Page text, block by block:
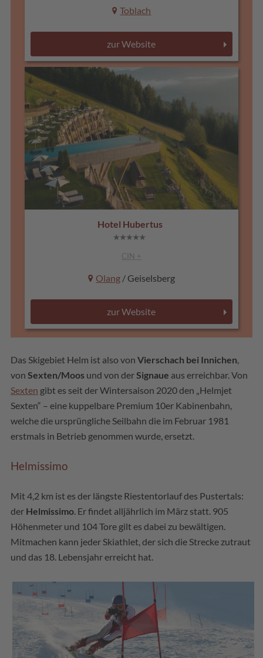
Toblach
zur Website
Hotel Hubertus
CIN +
Olang / Geiselsberg
zur Website
Das Skigebiet Helm ist also von Vierschach bei Innichen,
von Sexten/Moos und von derSignaue aus erreichbar. Von
Sexten gibt es seit der Wintersaison 2020 den „Helmjet
Sexten“ – eine kuppelbare Premium 10er Kabinenbahn,
welche die ursprüngliche Seilbahn die im Februar 1981
erstmals in Betrieb genommen wurde, ersetzt.
Helmissimo
Mit 4,2 km ist es der längste Riestentorlauf des Pustertals:
der Helmissimo. Er findet alljährlich im März statt. 905
Höhenmeter und 104 Tore gilt es dabei zu bewältigen.
Mitmachen kann jeder Skiathlet, der sich die Strecke zutraut
und das 18. Lebensjahr erreicht hat.